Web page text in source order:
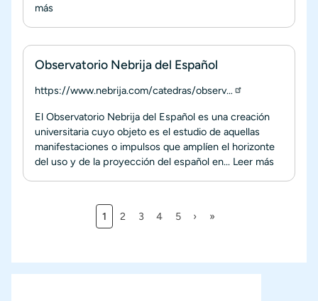
más
Observatorio Nebrija del Español
https://www.nebrija.com/catedras/observ…
El Observatorio Nebrija del Español es una creación
universitaria cuyo objeto es el estudio de aquellas
manifestaciones o impulsos que amplíen el horizonte
del uso y de la proyección del español en... Leer más
Paginación
Página actual
1 Página
2 Página
3 Página
4 Página
5 Siguiente página
› Última página
»